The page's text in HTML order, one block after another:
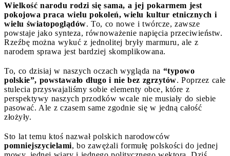
Wielkość narodu rodzi się sama, a jej pokarmem jest
pokojowa praca wielu pokoleń, wielu kultur etnicznych i
wielu światopoglądów. To, co nowe i twórcze, zawsze
powstaje jako synteza, równoważenie napięcia przeciwieństw.
Rzeźbę można wykuć z jednolitej bryły marmuru, ale z
narodem sprawa jest bardziej skomplikowana.
To, co dzisiaj w naszych oczach wygląda na “typowo
polskie”, powstawało długo i nie bez zgrzytów. Poprzez całe
stulecia przyswajaliśmy sobie elementy obce, które z
perspektywy naszych przodków wcale nie musiały do siebie
pasować. Ale z czasem same zgodnie się w jedną całość
złożyły.
Sto lat temu ktoś nazwał polskich narodowców
pomniejszycielami, bo zawężali formułę polskości do jednej